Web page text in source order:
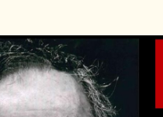
8/9(日)～8/21(金)